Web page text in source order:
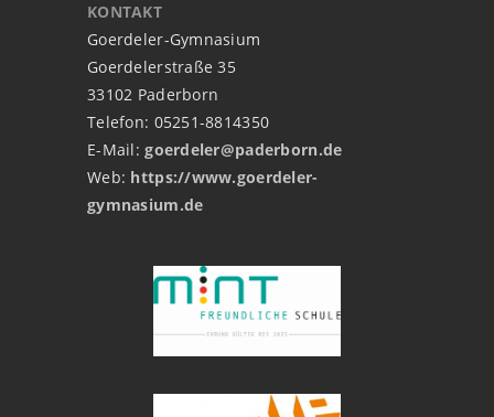
KONTAKT
Goerdeler-Gymnasium
Goerdelerstraße 35
33102 Paderborn
Telefon: 05251-8814350
E-Mail:goerdeler@paderborn.de
Web: https://www.goerdeler-
gymnasium.de